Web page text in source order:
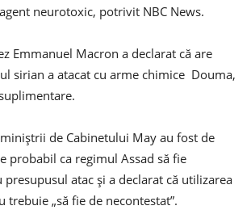
neurotoxic, potrivit NBC News.
Emmanuel Macron a declarat că are
sirian a atacat cu arme chimice Douma,
de Cabinetului May au fost de
probabil ca regimul Assad să fie
atac și a declarat că utilizarea
„să fie de necontestat”.